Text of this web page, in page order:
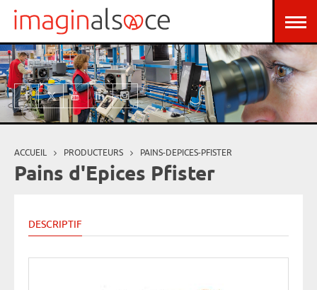
Aller au contenu principal
Vous êtes ici
ACCUEIL PRODUCTEURS PAINS-DEPICES-PFISTER
Pains d'Epices Pfister
DESCRIPTIF
Panneau de gestion des cookies